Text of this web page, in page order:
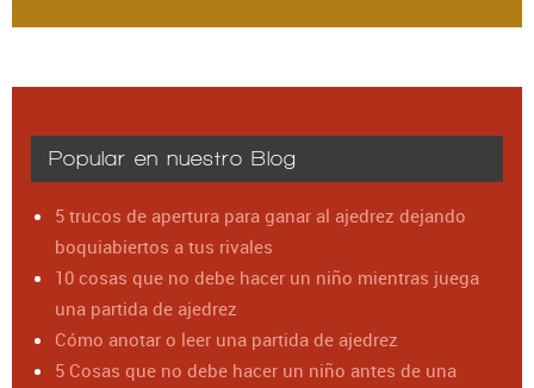
Popular en nuestro Blog
5 trucos de apertura para ganar al ajedrez dejando
boquiabiertos a tus rivales
10 cosas que no debe hacer un niño mientras juega
una partida de ajedrez
Cómo anotar o leer una partida de ajedrez
5 Cosas que no debe hacer un niño antes de una